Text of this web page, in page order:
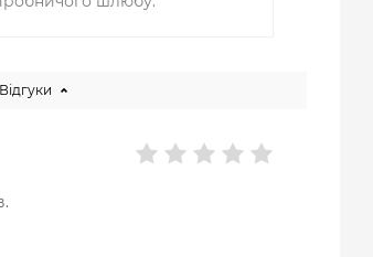
Відгуки